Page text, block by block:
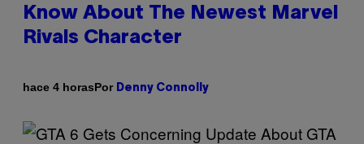
Know About The Newest Marvel
Rivals Character
hace 4 horasPor Denny Connolly